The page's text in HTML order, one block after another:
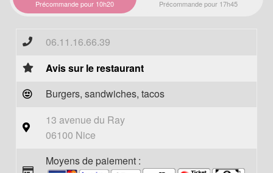
Précommande pour 10h20 Précommande pour 17h45
06.11.16.66.39
Avis sur le restaurant
Burgers, sandwiches, tacos
13 avenue du Ray
06100 Nice
Moyens de paiement :